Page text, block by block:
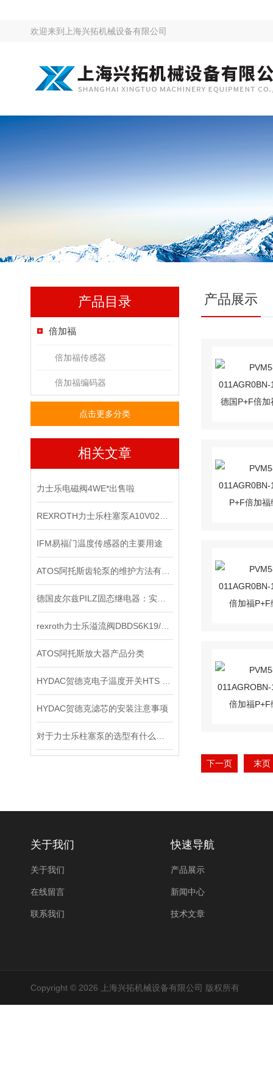
欢迎来到 上海兴拓机械设备有限公司
产品目录
倍加福
倍加福传感器
倍加福编码器
点击更多分类
相关文章
力士乐电磁阀4WE*出售啦
IFM易福门温度传感器的主要用途
ATOS阿托斯放大器产品分类
HYDAC贺德克滤芯的安装注意事项
产品展示
下一页 末页
关于我们
关于我们
在线留言
联系我们
快速导航
产品展示
新闻中心
技术文章
Copyright © 2026 上海兴拓机械设备有限公司 版权所有